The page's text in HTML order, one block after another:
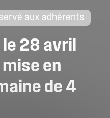
aux adhérents
le 28 avril
mise en
de 4